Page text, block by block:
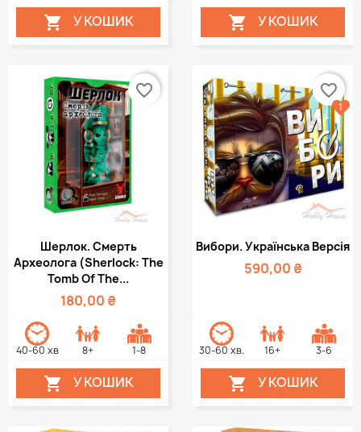
 У КОШИК  У КОШИК
Шерлок. Смерть
Археолога (Sherlock: The
Tomb Of The...
180,00 ₴
40-60 хв 8+ 1-8
 У КОШИК
favorite_border
Вибори. Українська Версія
590,00 ₴
30-60 хв. 16+ 3-6
 У КОШИК
favorite_border
1